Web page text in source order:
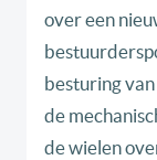
over een
besturing
de
de wielen